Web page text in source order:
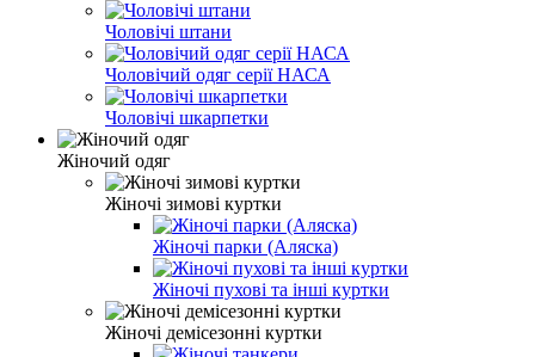
Чоловічі штани
Чоловічий одяг серії НАСА
Чоловічі шкарпетки
Жіночий одяг
Жіночі зимові куртки
Жіночі парки (Аляска)
Жіночі пухові та інші куртки
Жіночі демісезонні куртки